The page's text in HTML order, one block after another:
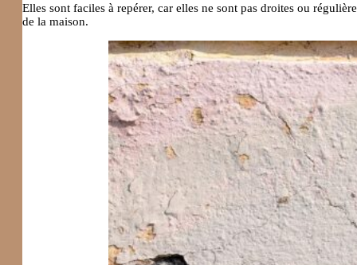
Elles sont faciles à repérer, car elles ne sont pas droites ou
de la maison.